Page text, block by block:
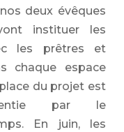
deux évêques
instituer les
les prêtres et
chaque espace
du projet est
par le
En juin, les